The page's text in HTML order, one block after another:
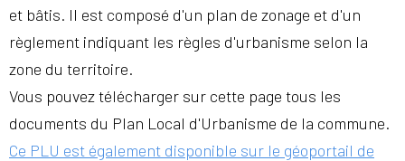
et bâtis. Il est composé d'un plan de zonage et d'un
règlement indiquant les règles d'urbanisme selon la
zone du territoire.
Vous pouvez télécharger sur cette page tous les
documents du Plan Local d'Urbanisme de la commune.
Ce PLU est également disponible sur le géoportail de